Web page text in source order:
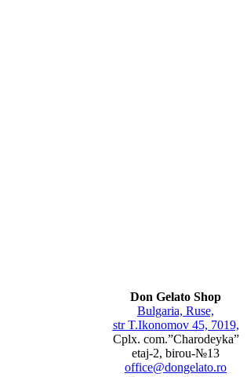
Don Gelato Shop
Bulgaria, Ruse,
str T.Ikonomov 45, 7019,
Cplx. com.”Charodeyka”
etaj-2, birou-№13
office@dongelato.ro